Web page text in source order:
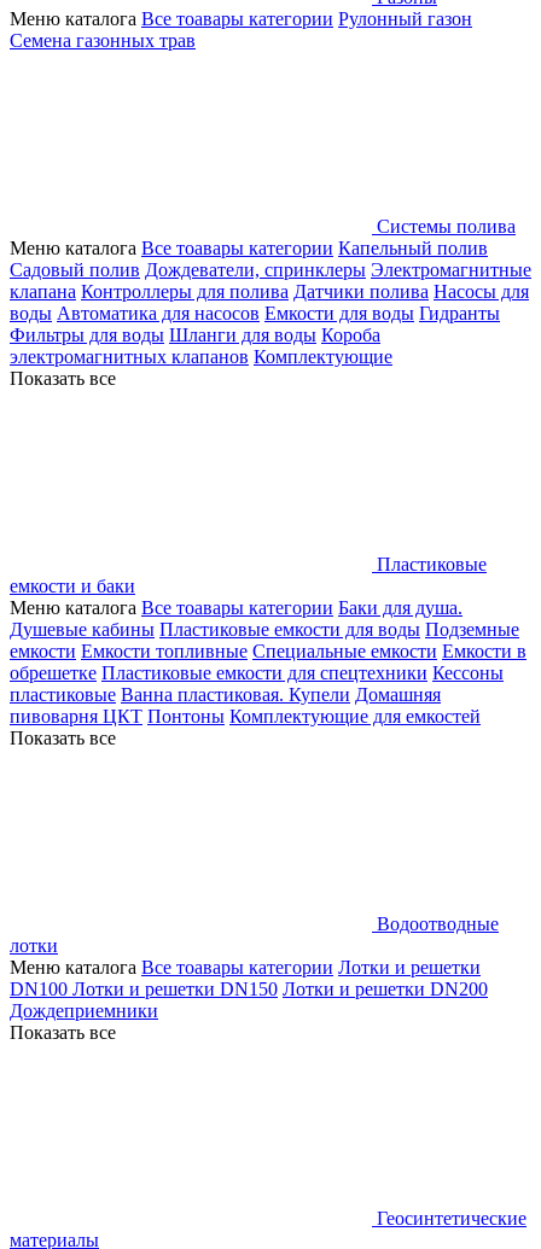
Меню каталога Все тоавары категории Рулонный газон
Семена газонных трав
Системы полива
Меню каталога Все тоавары категории Капельный полив
Садовый полив Дождеватели, спринклеры Электромагнитные
клапана Контроллеры для полива Датчики полива Насосы для
воды Автоматика для насосов Емкости для воды Гидранты
Фильтры для воды Шланги для воды Короба
электромагнитных клапанов Комплектующие
Показать все
Пластиковые
емкости и баки
Меню каталога Все тоавары категории Баки для душа.
Душевые кабины Пластиковые емкости для воды Подземные
емкости Емкости топливные Специальные емкости Емкости в
обрешетке Пластиковые емкости для спецтехники Кессоны
пластиковые Ванна пластиковая. Купели Домашняя
пивоварня ЦКТ Понтоны Комплектующие для емкостей
Показать все
Водоотводные
лотки
Меню каталога Все тоавары категории Лотки и решетки
DN100 Лотки и решетки DN150 Лотки и решетки DN200
Дождеприемники
Показать все
Геосинтетические
материалы